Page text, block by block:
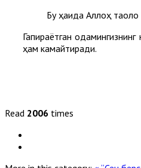
Бу ҳақида Аллоҳ
Гапираётган одамингизнинг
ҳам камайтиради.
Read 2006 times